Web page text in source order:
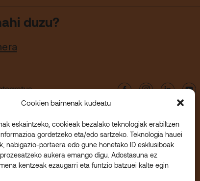
Cookien baimenak kudeatu
eskaintzeko, cookieak bezalako teknologiak erabiltzen
gordetzeko eta/edo sartzeko. Teknologia hauei
nabigazio-portaera edo gune honetako ID esklusiboak
aukera emango digu. Adostasuna ez
kentzeak ezaugarri eta funtzio batzuei kalte egin
duzu?